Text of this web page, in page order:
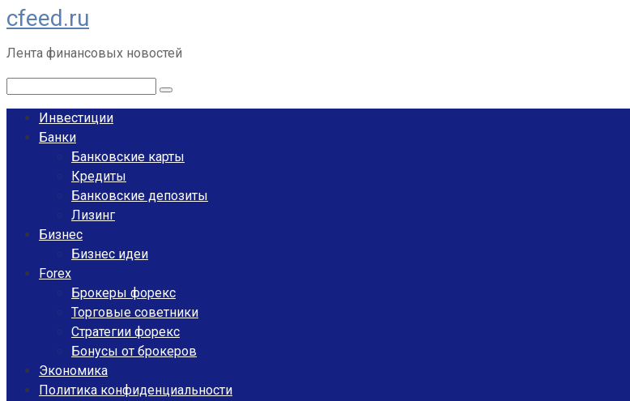
Перейти
к
контенту
cfeed.ru
Лента финансовых новостей
Инвестиции
Банки
Банковские карты
Кредиты
Банковские депозиты
Лизинг
Бизнес
Бизнес идеи
Forex
Брокеры форекс
Торговые советники
Стратегии форекс
Бонусы от брокеров
Экономика
Политика конфиденциальности